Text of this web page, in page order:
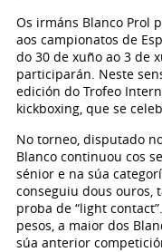
Os irmáns Blanco Prol
aos campionatos de
do 30 de xuño ao 3 de
participarán. Neste
edición do Trofeo
kickboxing, que se
No torneo, disputado
Blanco continuou cos
sénior e na súa
conseguiu dous ouros,
proba de “light
pesos, a maior dos
súa anterior